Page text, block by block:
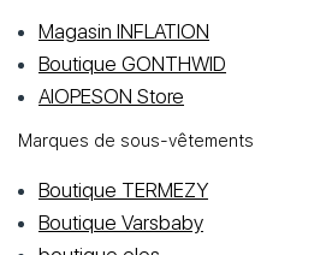
Magasin INFLATION
Boutique GONTHWID
AIOPESON Store
Marques de sous-vêtements
Boutique TERMEZY
Boutique Varsbaby